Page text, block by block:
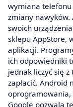
wymiana
zmiany
swoich
sklepu AppStore,
aplikacji.
ich odpowiedniki
jednak liczyć się z
zapłacić.
oprogramowania,
Google pozwala